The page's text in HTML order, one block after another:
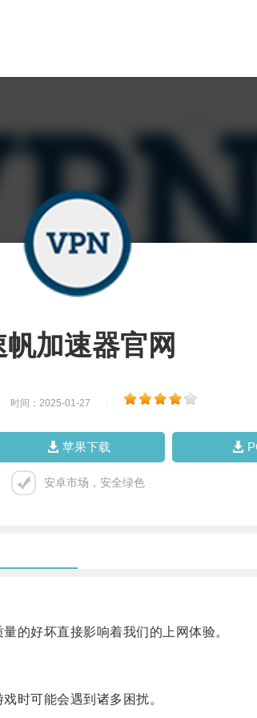
帆加速器官网
时间：2025-01-27
苹果下载
安卓市场，安全绿色
好坏直接影响着我们的上网体验。
时可能会遇到诸多困扰。